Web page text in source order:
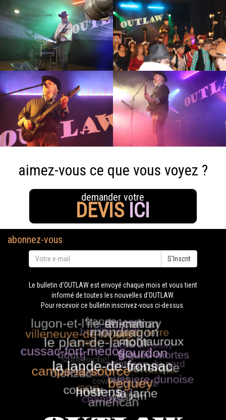
aimez-vous ce que vous voyez ?
demander votre
DEVIS ICI
abonnez-vous
S'Inscrit
Le bulletin d'OUTLAW est envoyé chaque mois et vous tient
informé de toutes les nouvelles d'OUTLAW.
Pour recevoir ce bulletin inscrivez-vous ci-dessus.